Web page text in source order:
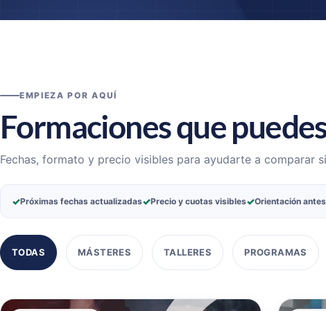
EMPIEZA POR AQUÍ
Formaciones que
Fechas, formato y precio visibles para ayudarte a comparar
✓Próximas fechas actualizadas✓Precio y cuotas visibles✓Orientación
TODAS MÁSTERES TALLERES PROGRAMAS